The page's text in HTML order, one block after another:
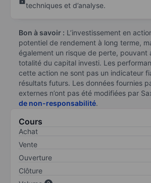
techniques et d’analyse.
Bon à savoir : L’investissement en
potentiel de rendement à long terme,
également un risque de perte, pouvant
totalité du capital investi. Les
cette action ne sont pas un indicateur
résultats futurs. Les données fournies
externes n’ont pas été modifiées par
de non-responsabilité.
Cours
Achat
Vente
Ouverture
Clôture